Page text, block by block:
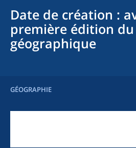
Date de création :
première édition
géographique
GÉOGRAPHIE